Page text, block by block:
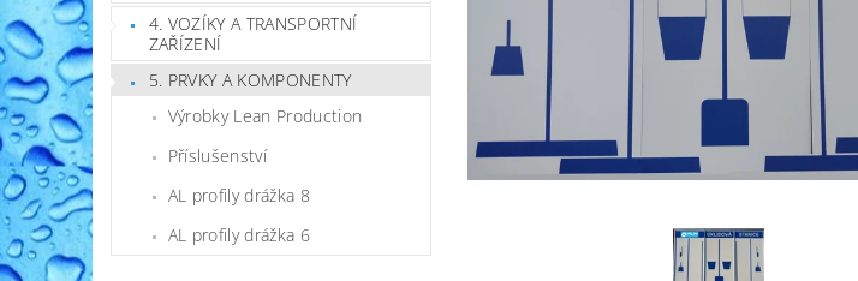
4. VOZÍKY A TRANSPORTNÍ
ZAŘÍZENÍ
5. PRVKY A KOMPONENTY
Výrobky Lean Production
Příslušenství
AL profily drážka 8
AL profily drážka 6